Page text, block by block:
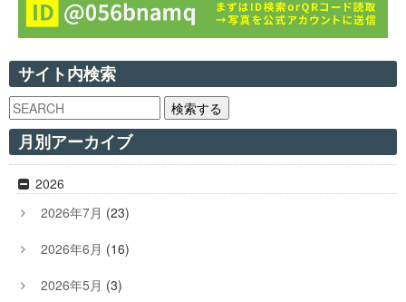
サイト内検索
検索する
月別アーカイブ
2026
2026年7月 (23)
2026年6月 (16)
2026年5月 (3)